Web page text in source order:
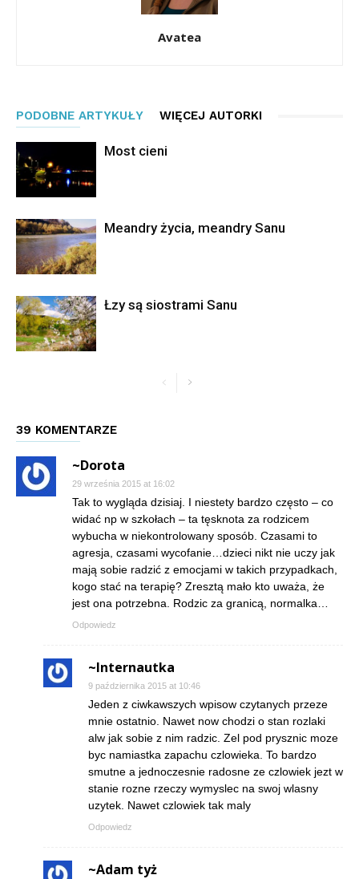
Avatea
PODOBNE ARTYKUŁY WIĘCEJ AUTORKI
Most cieni
Meandry życia, meandry Sanu
Łzy są siostrami Sanu
39 KOMENTARZE
~Dorota
29 września 2015 at 16:02
Tak to wygląda dzisiaj. I niestety bardzo często – co
widać np w szkołach – ta tęsknota za rodzicem
wybucha w niekontrolowany sposób. Czasami to
agresja, czasami wycofanie…dzieci nikt nie uczy jak
mają sobie radzić z emocjami w takich przypadkach,
kogo stać na terapię? Zresztą mało kto uważa, że
jest ona potrzebna. Rodzic za granicą, normalka…
Odpowiedz
~Internautka
9 października 2015 at 10:46
Jeden z ciwkawszych wpisow czytanych przeze
mnie ostatnio. Nawet now chodzi o stan rozlaki
alw jak sobie z nim radzic. Zel pod prysznic moze
byc namiastka zapachu czlowieka. To bardzo
smutne a jednoczesnie radosne ze czlowiek jezt w
stanie rozne rzeczy wymyslec na swoj wlasny
uzytek. Nawet czlowiek tak maly
Odpowiedz
~Adam tyż